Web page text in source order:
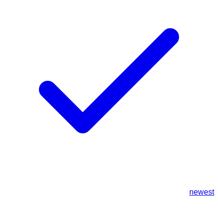
newest